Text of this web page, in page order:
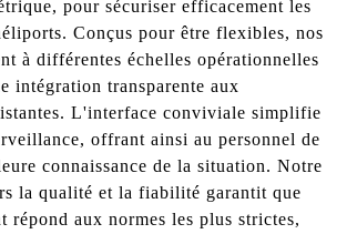
pour sécuriser efficacement les
Conçus pour être flexibles, nos
à différentes échelles opérationnelles
intégration transparente aux
L'interface conviviale simplifie
offrant ainsi au personnel de
connaissance de la situation. Notre
la qualité et la fiabilité garantit que
répond aux normes les plus strictes,